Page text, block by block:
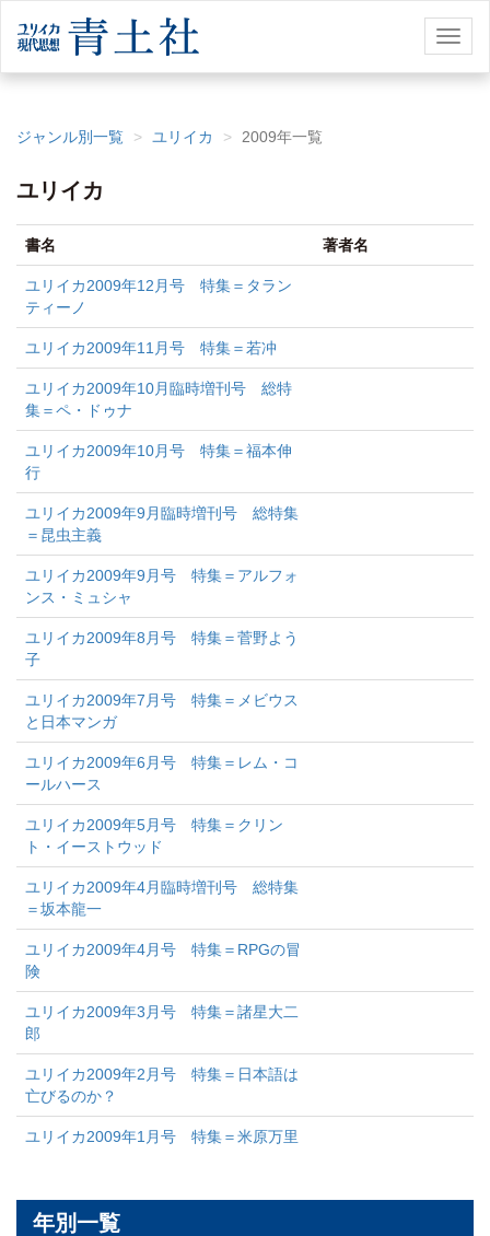
ジャンル別一覧 ユリイカ 2009年一覧
ユリイカ
書名 著者名
ユリイカ2009年12月号 特集＝タラン
ティーノ
ユリイカ2009年11月号 特集＝若冲
ユリイカ2009年10月臨時増刊号 総特
集＝ペ・ドゥナ
ユリイカ2009年10月号 特集＝福本伸
行
ユリイカ2009年9月臨時増刊号 総特集
＝昆虫主義
ユリイカ2009年9月号 特集＝アルフォ
ンス・ミュシャ
ユリイカ2009年8月号 特集＝菅野よう
子
ユリイカ2009年7月号 特集＝メビウス
と日本マンガ
ユリイカ2009年6月号 特集＝レム・コ
ールハース
ユリイカ2009年5月号 特集＝クリン
ト・イーストウッド
ユリイカ2009年4月臨時増刊号 総特集
＝坂本龍一
ユリイカ2009年4月号 特集＝RPGの冒
険
ユリイカ2009年3月号 特集＝諸星大二
郎
ユリイカ2009年2月号 特集＝日本語は
亡びるのか？
ユリイカ2009年1月号 特集＝米原万里
年別一覧